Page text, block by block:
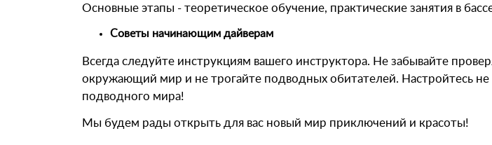
Основные этапы - теоретическое обучение, практические занятия в
Советы начинающим дайверам
Всегда следуйте инструкциям вашего инструктора. Не забывайте
окружающий мир и не трогайте подводных обитателей. Настройтесь не
подводного мира!
Мы будем рады открыть для вас новый мир приключений и красоты!